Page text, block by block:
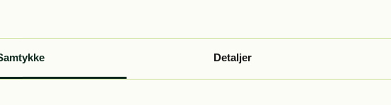
Detaljer